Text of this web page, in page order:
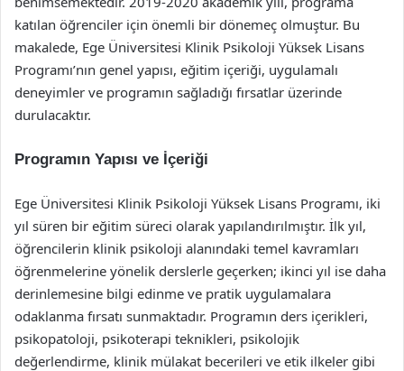
katılan öğrenciler için önemli bir dönemeç olmuştur. Bu
makalede, Ege Üniversitesi Klinik Psikoloji Yüksek Lisans
Programı’nın genel yapısı, eğitim içeriği, uygulamalı
deneyimler ve programın sağladığı fırsatlar üzerinde
durulacaktır.
Programın Yapısı ve İçeriği
Ege Üniversitesi Klinik Psikoloji Yüksek Lisans Programı, iki
yıl süren bir eğitim süreci olarak yapılandırılmıştır. İlk yıl,
öğrencilerin klinik psikoloji alanındaki temel kavramları
öğrenmelerine yönelik derslerle geçerken; ikinci yıl ise daha
derinlemesine bilgi edinme ve pratik uygulamalara
odaklanma fırsatı sunmaktadır. Programın ders içerikleri,
psikopatoloji, psikoterapi teknikleri, psikolojik
değerlendirme, klinik mülakat becerileri ve etik ilkeler gibi